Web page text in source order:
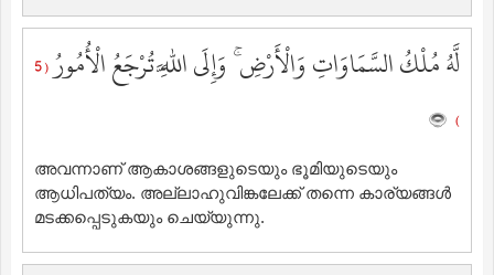
لَّهُ مُلْكُ السَّمَاوَاتِ وَالْأَرْضِ ۚ وَإِلَى اللَّهِ تُرْجَعُ الْأُمُورُ ( 5
)
അവന്നാണ് ആകാശങ്ങളുടെയും ഭൂമിയുടെയും
ആധിപത്യം. അല്ലാഹുവിങ്കലേക്ക് തന്നെ കാര്യങ്ങള്‍
മടക്കപ്പെടുകയും ചെയ്യുന്നു.